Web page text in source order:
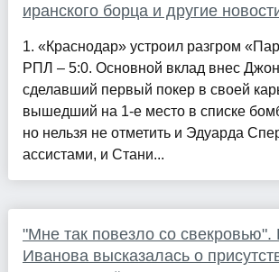
иранского борца и другие
1. «Краснодар» устроил разгром
РПЛ – 5:0. Основной вклад внес
сделавший первый покер в своей
вышедший на 1-е место в списке
но нельзя не отметить и Эдуарда
ассистами, и Стани...
"Мне так повезло со свекровью".
Иванова высказалась о